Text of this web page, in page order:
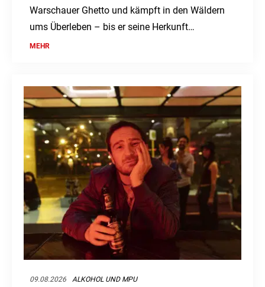
Warschauer Ghetto und kämpft in den Wäldern
ums Überleben – bis er seine Herkunft
verleugnen soll.
MEHR
09.08.2026 ALKOHOL UND MPU